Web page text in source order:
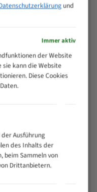
und
Immer aktiv
der Website
kann die Website
Diese Cookies
Ausführung
des Inhalts der
beim Sammeln von
Drittanbietern.